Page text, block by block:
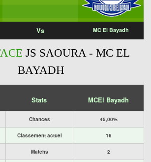
Vs MC El Bayadh
JS SAOURA - MC EL
BAYADH
Stats MCEl Bayadh
Chances 45,00%
Classement actuel 16
Matchs 2